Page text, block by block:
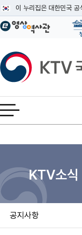
이 누리집은 대한민국
공식 누리집 주소 확인
이밖에 or.kr 또는 .kr등
운영중인 공식 누리집보기
KTV국민방송
전체메뉴 열기
본문
KTV소식
공지사항